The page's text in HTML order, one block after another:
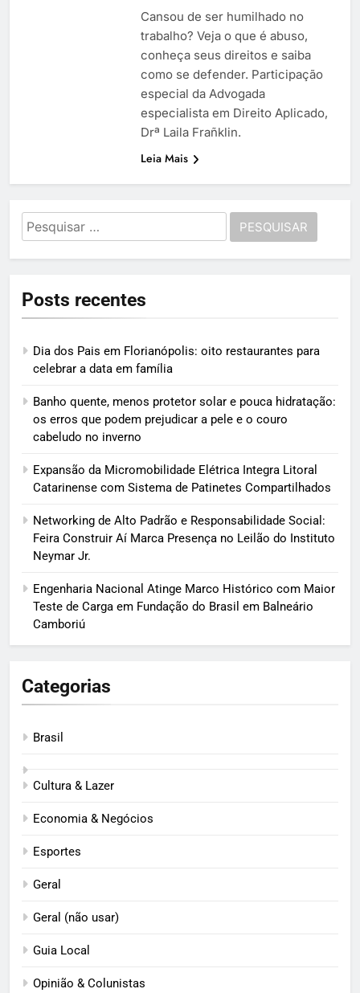
Cansou de ser humilhado no
trabalho? Veja o que é abuso,
conheça seus direitos e saiba
como se defender. Participação
especial da Advogada
especialista em Direito Aplicado,
Drª Laila Frañklin.
Leia Mais
Pesquisar
por:
Posts recentes
Dia dos Pais em Florianópolis: oito restaurantes para
celebrar a data em família
Banho quente, menos protetor solar e pouca hidratação:
os erros que podem prejudicar a pele e o couro
cabeludo no inverno
Expansão da Micromobilidade Elétrica Integra Litoral
Catarinense com Sistema de Patinetes Compartilhados
Networking de Alto Padrão e Responsabilidade Social:
Feira Construir Aí Marca Presença no Leilão do Instituto
Neymar Jr.
Engenharia Nacional Atinge Marco Histórico com Maior
Teste de Carga em Fundação do Brasil em Balneário
Camboriú
Categorias
Brasil
Cultura & Lazer
Economia & Negócios
Esportes
Geral
Geral (não usar)
Guia Local
Opinião & Colunistas